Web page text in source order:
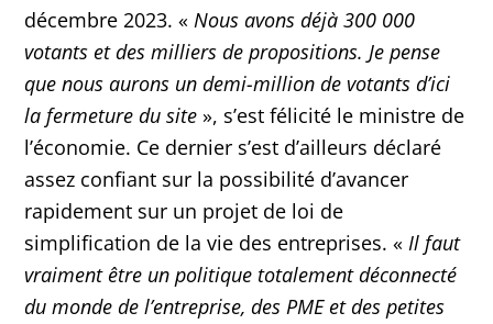
décembre 2023. «Nous avons déjà 300 000
votants et des milliers de propositions. Je pense
que nous aurons un demi-million de votants d’ici
la fermeture du site », s’est félicité le ministre de
l’économie. Ce dernier s’est d’ailleurs déclaré
assez confiant sur la possibilité d’avancer
rapidement sur un projet de loi de
simplification de la vie des entreprises. «Il faut
vraiment être un politique totalement déconnecté
du monde de l’entreprise, des PME et des petites